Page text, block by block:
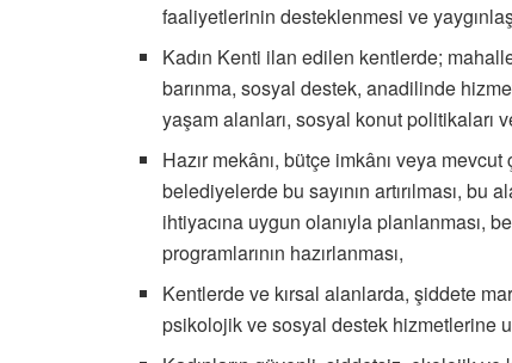
faaliyetlerinin desteklenmesi ve
Kadın Kenti ilan edilen kentlerde;
barınma, sosyal destek, anadilinde
yaşam alanları, sosyal konut politikaları
Hazır mekânı, bütçe imkânı veya
belediyelerde bu sayının artırılması,
ihtiyacına uygun olanıyla planlanması,
programlarının hazırlanması,
Kentlerde ve kırsal alanlarda, şiddete
psikolojik ve sosyal destek hizmetlerine